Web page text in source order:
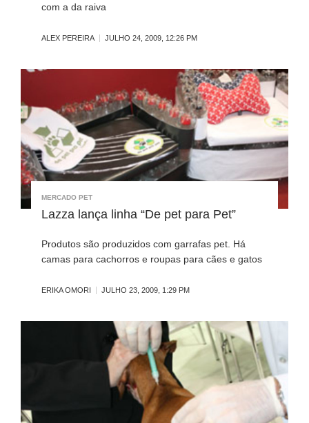
com a da raiva
ALEX PEREIRA JULHO 24, 2009, 12:26 PM
MERCADO PET
Lazza lança linha “De pet para Pet”
Produtos são produzidos com garrafas pet. Há
camas para cachorros e roupas para cães e gatos
ERIKA OMORI JULHO 23, 2009, 1:29 PM